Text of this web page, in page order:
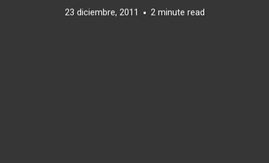
23 diciembre, 2011 2 minute read